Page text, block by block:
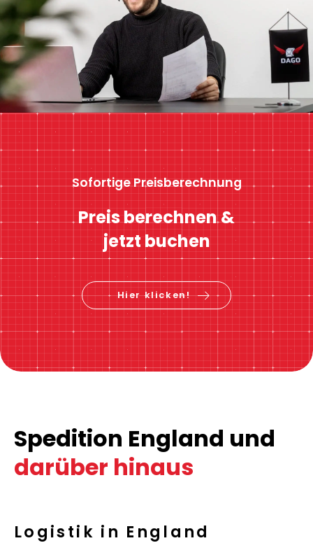
Sofortige Preisberechnung
Preis berechnen &
jetzt buchen
Hier klicken!
Spedition England und
darüber hinaus
Logistik in England